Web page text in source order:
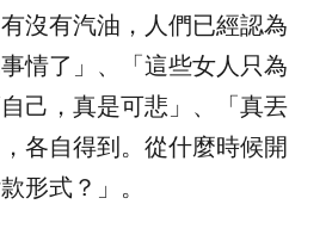
沒有汽油，人們已經認為
情了」、「這些女人只為
己，真是可悲」、「真丟
各自得到。從什麼時候開
形式？」。